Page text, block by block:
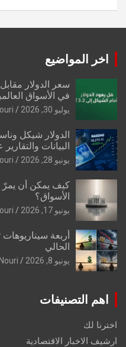
اخر المواضيع
سعر الدولار
في الأسواق
يوليو 30, 2026
الدولار شيكل
البيانات
يونيو 28, 2026
كيف يمكن أن يمرّ
الأسواق؟
يونيو 17, 2026
أربعة
الحالي
يونيو 8, 2026
اهم التصنيفات
اخترنا لك
ارشيف الاخبار الاقتصادية